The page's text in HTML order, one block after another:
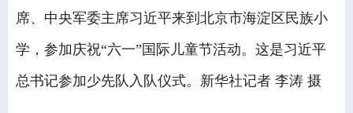
席、中央军委主席习近平来到北京市海淀区民族小
学，参加庆祝“六一”国际儿童节活动。这是习近平
总书记参加少先队入队仪式。新华社记者 李涛 摄